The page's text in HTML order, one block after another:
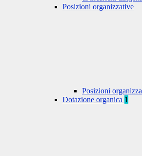
Posizioni organizzative
Posizioni
Dotazione organica 1